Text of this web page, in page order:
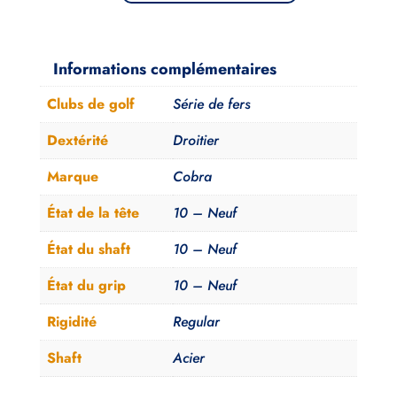
Cobra
King
Tec
2025
Regular
Neuve
5-
PW
Informations complémentaires
Clubs de golf
Série de fers
Dextérité
Droitier
Marque
Cobra
État de la tête
10 – Neuf
État du shaft
10 – Neuf
État du grip
10 – Neuf
Rigidité
Regular
Shaft
Acier